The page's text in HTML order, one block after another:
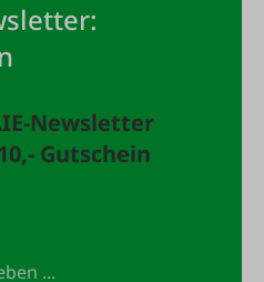
Newsletter
Gutschein